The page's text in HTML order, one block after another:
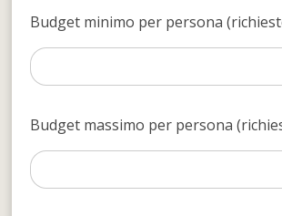
Budget minimo per persona
Budget massimo per persona